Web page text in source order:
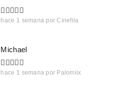
hace 1 semana por Cinefila
Michael
hace 1 semana por Palomiix